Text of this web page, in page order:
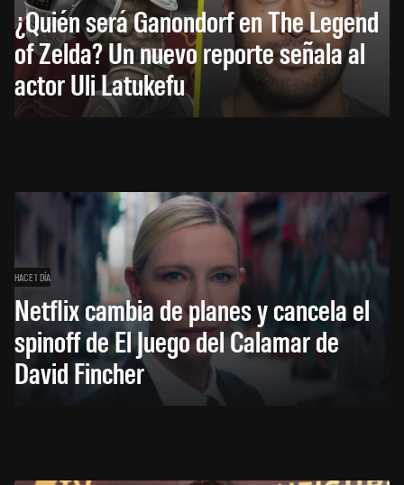
¿Quién será Ganondorf en The Legend
of Zelda? Un nuevo reporte señala al
actor Uli Latukefu
HACE 1 DÍA
Netflix cambia de planes y cancela el
spinoff de El Juego del Calamar de
David Fincher